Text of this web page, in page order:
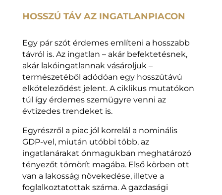
HOSSZÚ TÁV AZ INGATLANPIACON
Egy pár szót érdemes említeni a hosszabb
távról is. Az ingatlan – akár befektetésnek,
akár lakóingatlannak vásároljuk –
természetéből adódóan egy hosszútávú
elköteleződést jelent. A ciklikus mutatókon
túl így érdemes szemügyre venni az
évtizedes trendeket is.
Egyrészről a piac jól korrelál a nominális
GDP-vel, miután utóbbi több, az
ingatlanárakat önmagukban meghatározó
tényezőt tömörít magába. Első körben ott
van a lakosság növekedése, illetve a
foglalkoztatottak száma. A gazdasági